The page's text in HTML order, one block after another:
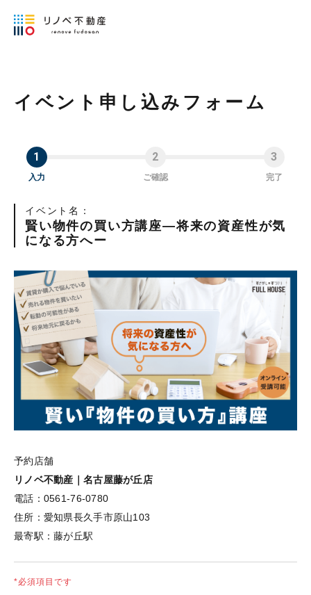
イベント申し込みフォーム
入力 ご確認 完了
イベント名：
賢い物件の買い方講座―将来の資産性が気
になる方へー
予約店舗
リノベ不動産｜名古屋藤が丘店
電話： 0561-76-0780
住所： 愛知県長久手市原山103
最寄駅：藤が丘駅
*必須項目です